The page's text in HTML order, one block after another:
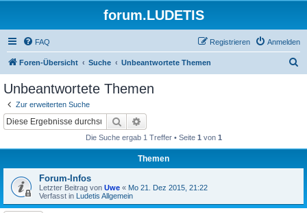
forum.LUDETIS
FAQ Anmelden
Registrieren
Foren-Übersicht Suche Unbeantwortete Themen
Unbeantwortete Themen
Zur erweiterten Suche
Suche
Die Suche ergab 1 Treffer • Seite 1 von 1
Themen
Forum-Infos
Letzter Beitrag von Uwe « Mo 21. Dez 2015, 21:22
Verfasst in Ludetis Allgemein